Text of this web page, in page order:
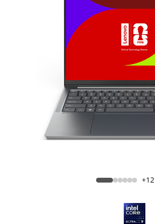
IdeaPad Pro 5i (14", Gen 11)
+12